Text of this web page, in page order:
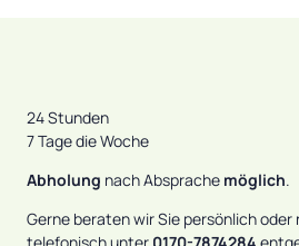
24 Stunden
7 Tage die Woche
Abholung nach Absprache möglich.
Gerne beraten wir Sie persönlich